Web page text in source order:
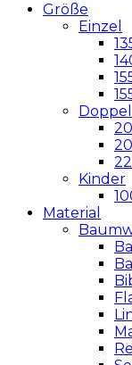
Größe
Einzel
Doppel
Kinder
Material